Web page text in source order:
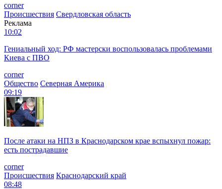
corner
Происшествия Свердловская область
Реклама
10:02
Гениальный ход: РФ мастерски воспользовалась проблемами
Киева с ПВО
corner
Общество Северная Америка
09:19
После атаки на НПЗ в Краснодарском крае вспыхнул пожар:
есть пострадавшие
corner
Происшествия Краснодарский край
08:48